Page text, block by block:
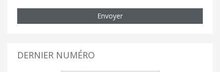
Envoyer
DERNIER NUMÉRO